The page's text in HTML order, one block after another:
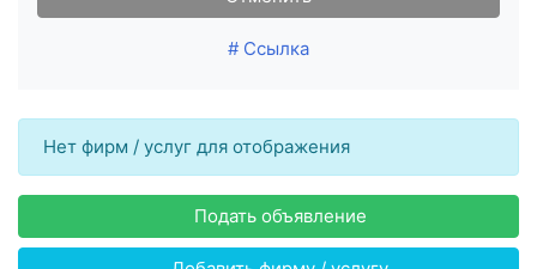
# Ссылка
Нет фирм / услуг для отображения
Подать объявление